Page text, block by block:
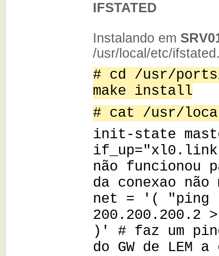
IFSTATED
Instalando em
/usr/local/etc/
# cd /usr/
make install
# cat /usr/
init-state
não funcionou
da conexao não
net = '( "ping
200.200.200.2
)' # faz um
do GW de LEM